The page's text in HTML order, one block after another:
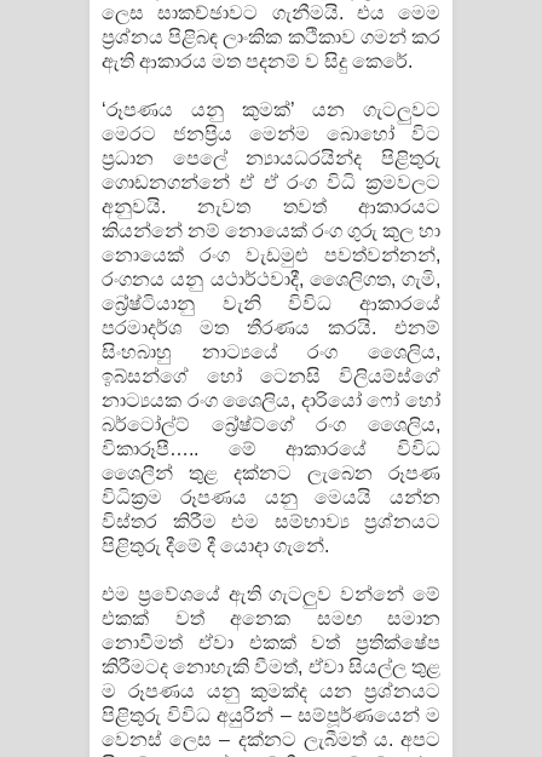
ලෙස සාකච්ඡාවට ගැනීමයි. එය මෙම
ප්‍රශ්නය පිළිබඳ ලාංකික කථිකාව ගමන් කර
ඇති ආකාරය මත පදනම් ව සිදු කෙරේ.
‘රූපණය යනු කුමක්’ යන ගැටලුවට
මෙරට ජනප්‍රිය මෙන්ම බොහෝ විට
ප්‍රධාන පෙලේ න්‍යායධරයින්ද පිළිතුරු
ගොඩනගන්නේ ඒ ඒ රංග විධි ක්‍රමවලට
අනුවයි. නැවත තවත් ආකාරයට
කියන්නේ නම් නොයෙක් රංග ගුරු කුල හා
නොයෙක් රංග වැඩමුළු පවත්වන්නන්,
රංගනය යනු යථාර්ථවාදී, ශෛලිගත, ගැමි,
බ්‍රේෂ්ටියානු වැනි විවිධ ආකාරයේ
පරමාදර්ශ මත තීරණය කරයි. එනම්
සිංහබාහු නාට්‍යයේ රංග ශෛලිය,
ඉබ්සන්ගේ හෝ ටෙනසි විලියම්ස්ගේ
නාට්‍යයක රංග ශෛලිය, දාරියෝ ෆෝ හෝ
බර්ටෝල්ට් බ්‍රේෂ්ට්ගේ රංග ශෛලිය,
විකාරූපී….. මේ ආකාරයේ විවිධ
ශෛලීන් තුළ දක්නට ලැබෙන රූපණ
විධික්‍රම රූපණය යනු මෙයයි යන්න
විස්තර කිරීම එම සම්භාව්‍ය ප්‍රශ්නයට
පිළිතුරු දීමේ දී යොදා ගැනේ.
එම ප්‍රවේශයේ ඇති ගැටලුව වන්නේ මේ
එකක් වත් අනෙක සමඟ සමාන
නොවීමත් ඒවා එකක් වත් ප්‍රතික්ෂේප
කිරීමටද නොහැකි වීමත්, ඒවා සියල්ල තුළ
ම රූපණය යනු කුමක්ද යන ප්‍රශ්නයට
පිළිතුරු විවිධ අයුරින් – සම්පූර්ණයෙන් ම
වෙනස් ලෙස – දක්නට ලැබීමත් ය. අපට